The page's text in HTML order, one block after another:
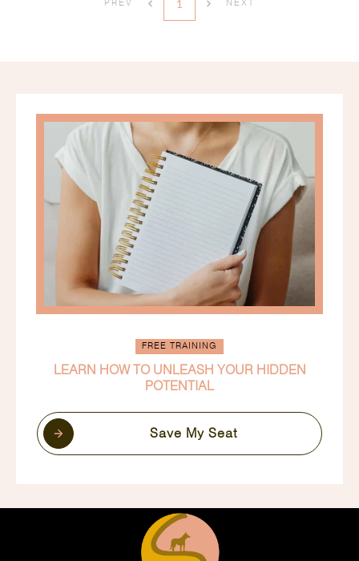
PREV 1 NEXT
FREE TRAINING
LEARN HOW TO UNLEASH YOUR HIDDEN
POTENTIAL
Save My Seat